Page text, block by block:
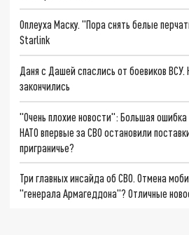
Оплеуха Маску. "Пора снять белые
Starlink
Даня с Дашей спаслись от боевиков
закончились
"Очень плохие новости": Большая
НАТО впервые за СВО остановили
приграничье?
Три главных инсайда об СВО. Отмена
"генерала Армагеддона"? Отличные